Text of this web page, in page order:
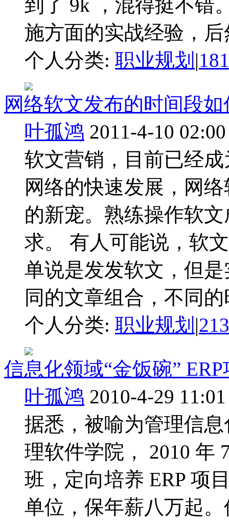
到了 9k ，混得挺不错
施方面的实战经验，
个人分类: 职业规划 |
网络软文发布的时间段
叶孤鸿 2011-4-10 02:00
软文营销，目前已经
网络的快速发展，网
的新宠。熟练操作软
求。 有人可能说，软
单说是发发软文，但
同的文章组合，不同
个人分类: 职业规划 |
信息化领域“金饭碗”
叶孤鸿 2010-4-29 11:01
据悉，被喻为管理信
理软件学院， 2010 年
班，定向培养 ERP 项
单位，保年薪八万起